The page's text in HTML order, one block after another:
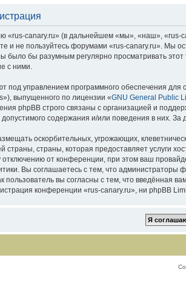
«rus-canary.ru» (в дальнейшем «мы», «наш», «rus-
и не пользуйтесь форумами «rus-canary.ru». Мы
было бы разумным регулярно просматривать
с ними.
под управлением программного обеспечения
выпущенного по лицензии «GNU General Public
phpBB строго связаны с организацией и
допустимого содержания и/или поведения в них.
оскорбительных, угрожающих,
страны, страны, которая предоставляет услуги
от конференции, при этом ваш
Вы соглашаетесь с тем, что
пользователь вы согласны с тем, что введённая
конференции «rus-canary.ru», ни phpBB